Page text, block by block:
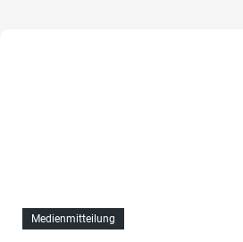
Medienmitteilung